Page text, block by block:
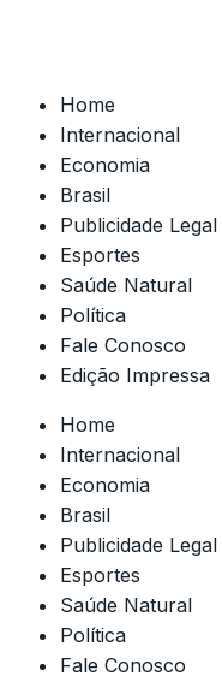
Home
Internacional
Economia
Brasil
Publicidade Legal
Esportes
Saúde Natural
Política
Fale Conosco
Edição Impressa
Home
Internacional
Economia
Brasil
Publicidade Legal
Esportes
Saúde Natural
Política
Fale Conosco